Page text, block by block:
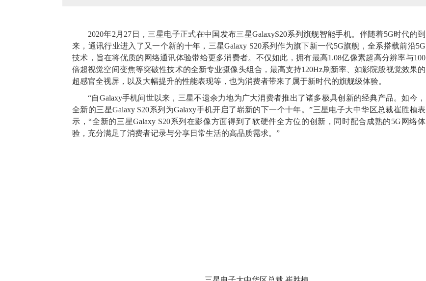
2020年2月27日，三星电子正式在中国发布三星GalaxyS20系列旗舰智能手机。伴随着5G时代的到
来，通讯行业进入了又一个新的十年，三星Galaxy S20系列作为旗下新一代5G旗舰，全系搭载前沿5G
技术，旨在将优质的网络通讯体验带给更多消费者。不仅如此，拥有最高1.08亿像素超高分辨率与100
倍超视觉空间变焦等突破性技术的全新专业摄像头组合，最高支持120Hz刷新率、如影院般视觉效果的
超感官全视屏，以及大幅提升的性能表现等，也为消费者带来了属于新时代的旗舰级体验。
“自Galaxy手机问世以来，三星不遗余力地为广大消费者推出了诸多极具创新的经典产品。如今，
全新的三星Galaxy S20系列为Galaxy手机开启了崭新的下一个十年。”三星电子大中华区总裁崔胜植表
示，“全新的三星Galaxy S20系列在影像方面得到了软硬件全方位的创新，同时配合成熟的5G网络体
验，充分满足了消费者记录与分享日常生活的高品质需求。”